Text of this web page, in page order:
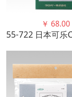
￥ 68.00